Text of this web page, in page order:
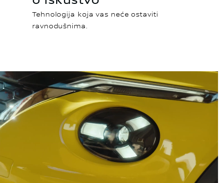
Tehnologija koja vas neće ostaviti
ravnodušnima.